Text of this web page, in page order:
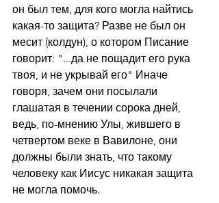
он был тем, для кого могла найтись
какая-то защита? Разве не был он
месит (колдун), о котором Писание
говорит: "...да не пощадит его рука
твоя, и не укрывай его" Иначе
говоря, зачем они посылали
глашатая в течении сорока дней,
ведь, по-мнению Улы, жившего в
четвертом веке в Вавилоне, они
должны были знать, что такому
человеку как Иисус никакая защита
не могла помочь.